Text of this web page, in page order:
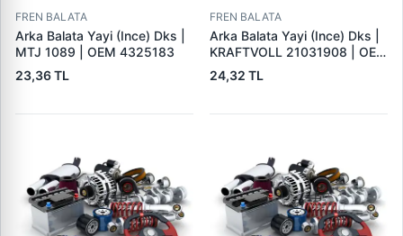
FREN BALATA
Arka Balata Yayi (Ince) Dks |
MTJ 1089 | OEM 4325183
23,36 TL
FREN BALATA
Arka Balata Yayi (Ince) Dks |
KRAFTVOLL 21031908 | OEM
4325183
24,32 TL